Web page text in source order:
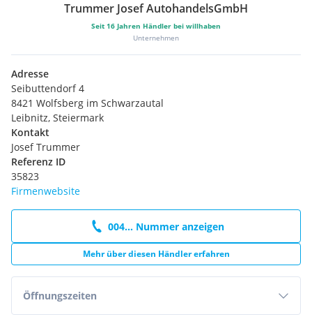
Trummer Josef AutohandelsGmbH
Seit 16 Jahren Händler bei willhaben
Unternehmen
Adresse
Seibuttendorf 4
8421 Wolfsberg im Schwarzautal
Leibnitz, Steiermark
Kontakt
Josef Trummer
Referenz ID
35823
Firmenwebsite
004... Nummer anzeigen
Mehr über diesen Händler erfahren
Öffnungszeiten